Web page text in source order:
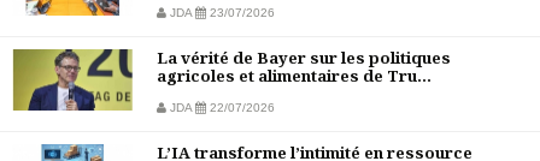
JDA 23/07/2026
La vérité de Bayer sur les politiques
agricoles et alimentaires de Tru...
JDA 22/07/2026
L’IA transforme l’intimité en ressource